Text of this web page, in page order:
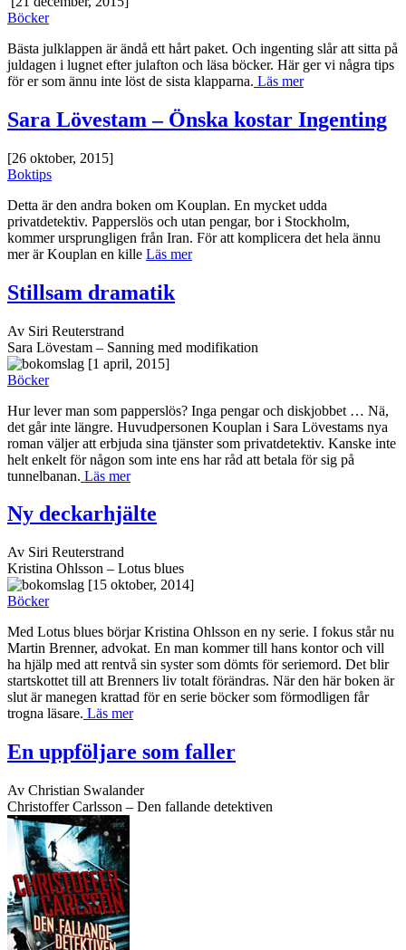
Böcker
Bästa julklappen är ändå ett hårt paket. Och ingenting slår att sitta på
juldagen i lugnet efter julafton och läsa böcker. Här ger vi några tips
för er som ännu inte löst de sista klapparna. Läs mer
Sara Lövestam – Önska kostar Ingenting
[26 oktober, 2015]
Boktips
Detta är den andra boken om Kouplan. En mycket udda
privatdetektiv. Papperslös och utan pengar, bor i Stockholm,
kommer ursprungligen från Iran. För att komplicera det hela ännu
mer är Kouplan en kille Läs mer
Stillsam dramatik
Av Siri Reuterstrand
Sara Lövestam – Sanning med modifikation
[1 april, 2015]
Böcker
Hur lever man som papperslös? Inga pengar och diskjobbet … Nä,
det går inte längre. Huvudpersonen Kouplan i Sara Lövestams nya
roman väljer att erbjuda sina tjänster som privatdetektiv. Kanske inte
helt enkelt för någon som inte ens har råd att betala för sig på
tunnelbanan. Läs mer
Ny deckarhjälte
Av Siri Reuterstrand
Kristina Ohlsson – Lotus blues
[15 oktober, 2014]
Böcker
Med Lotus blues börjar Kristina Ohlsson en ny serie. I fokus står nu
Martin Brenner, advokat. En man kommer till hans kontor och vill
ha hjälp med att rentvå sin syster som dömts för seriemord. Det blir
startskottet till att Brenners liv totalt förändras. När den här boken är
slut är manegen krattad för en serie böcker som förmodligen får
trogna läsare. Läs mer
En uppföljare som faller
Av Christian Swalander
Christoffer Carlsson – Den fallande detektiven